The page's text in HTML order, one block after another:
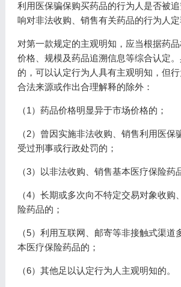
利用医保骗保购买药品的行为人是否被
响对非法收购、销售有关药品的行为人定
对第一款规定的主观明知，应当根据药品
价格、规模及药品追溯信息等综合认定
的，可以认定行为人具有主观明知，但
合法来源或作出合理解释的除外：
（1）药品价格明显异于市场价格的；
（2）曾因实施非法收购、销售利用医保
受过刑事或行政处罚的；
（3）以非法收购、销售基本医疗保险药
（4）长期或多次向不特定交易对象收购
险药品的；
（5）利用互联网、邮寄等非接触式渠道
本医疗保险药品的；
（6）其他足以认定行为人主观明知的。